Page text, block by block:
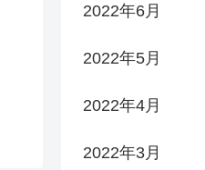
2022年6月
2022年5月
2022年4月
2022年3月